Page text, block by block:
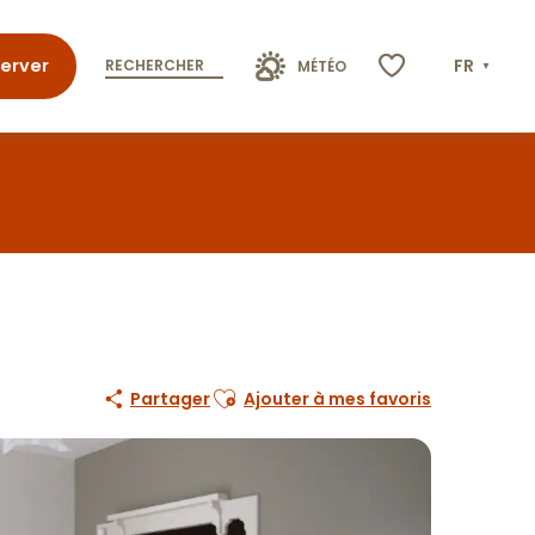
RECHERCHER MÉTÉO FR
PartagerAjouter aux favoris
Ajouter à mes favoris